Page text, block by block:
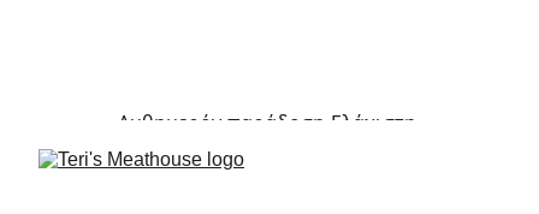
Αυθημερόν παράδοση-Ελάχιστη
παραγγελία 15